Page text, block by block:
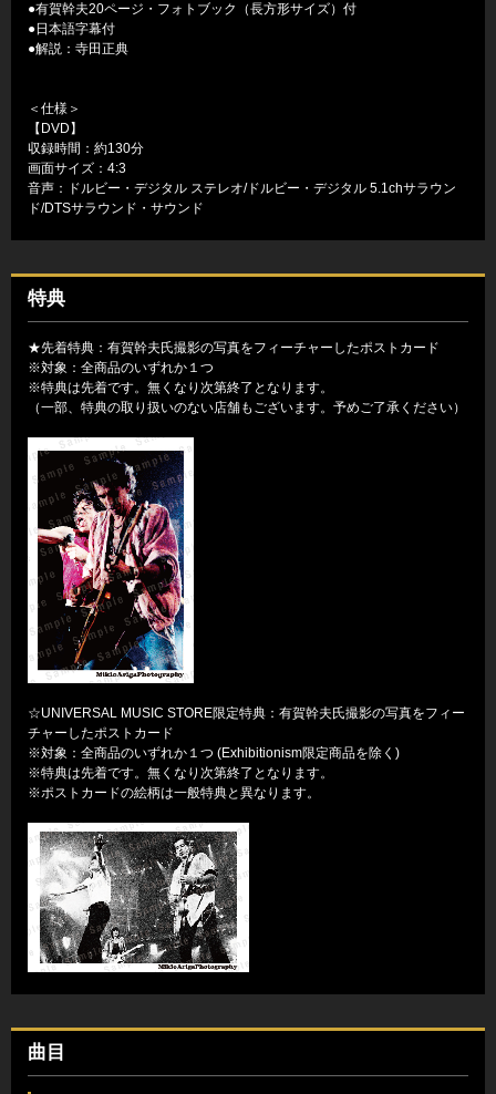
●有賀幹夫20ページ・フォトブック（長方形サイズ）付
●日本語字幕付
●解説：寺田正典
＜仕様＞
【DVD】
収録時間：約130分
画面サイズ：4:3
音声：ドルビー・デジタル ステレオ/ドルビー・デジタル 5.1chサラウン
ド/DTSサラウンド・サウンド
特典
★先着特典：有賀幹夫氏撮影の写真をフィーチャーしたポストカード
※対象：全商品のいずれか１つ
※特典は先着です。無くなり次第終了となります。
（一部、特典の取り扱いのない店舗もございます。予めご了承ください）
☆UNIVERSAL MUSIC STORE限定特典：有賀幹夫氏撮影の写真をフィー
チャーしたポストカード
※対象：全商品のいずれか１つ (Exhibitionism限定商品を除く)
※特典は先着です。無くなり次第終了となります。
※ポストカードの絵柄は一般特典と異なります。
曲目